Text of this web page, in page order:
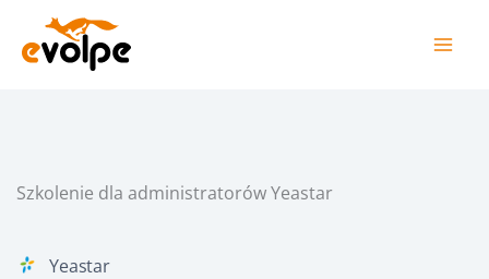
Przejdź
Szkolenie dla administratorów Yeastar
Yeastar